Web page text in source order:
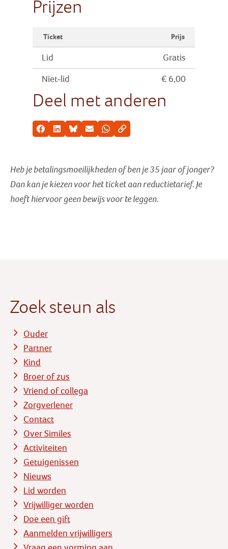
Prijzen
Ticket Prijs
Lid Gratis
Niet-lid € 6,00
Deel met anderen
Facebook
LinkedInBlueskyE-mailWhatsappKopieer link
Heb je betalingsmoeilijkheden of ben je 35 jaar of jonger?
Dan kan je kiezen voor het ticket aan reductietarief. Je
hoeft hiervoor geen bewijs voor te leggen.
Zoek steun als
Ouder
Partner
Kind
Broer of zus
Vriend of collega
Zorgverlener
Contact
Over Similes
Activiteiten
Getuigenissen
Nieuws
Lid worden
Vrijwilliger worden
Doe een gift
Aanmelden vrijwilligers